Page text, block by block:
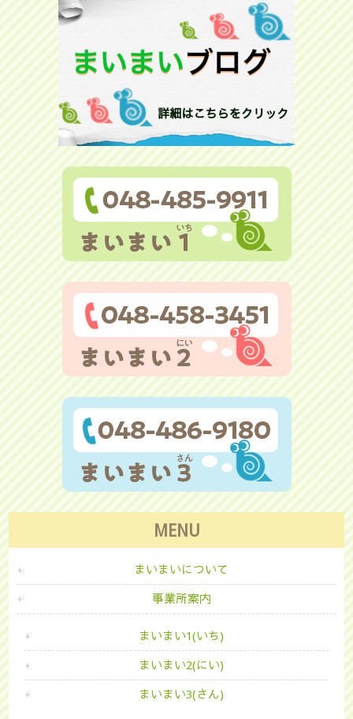
MENU
まいまいについて
事業所案内
まいまい1(いち)
まいまい2(にい)
まいまい3(さん)